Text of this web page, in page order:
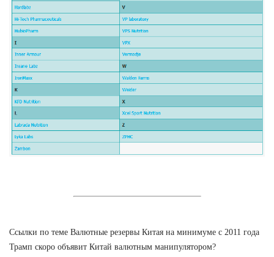
Ссылки по теме Валютные резервы Китая на минимуме с 2011 года
Трамп скоро объявит Китай валютным манипулятором?